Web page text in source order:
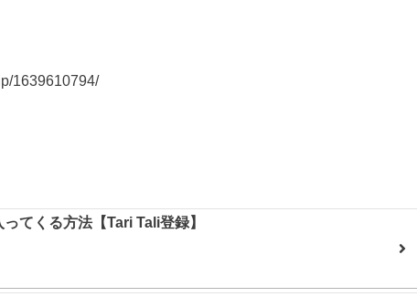
1639610794/
てくる方法【Tari Tali登録】